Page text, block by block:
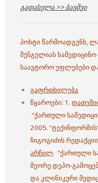
გადასვლა >> ბავშვი
პოსტი წარმოადგენს,
შენგელიას
საავტორო უფლებები
გაფრთხილება
წყაროები: 1.
“ქართული
2005.
ჩიგოგიძის
არჩილ. “ქართული
მეორე დეპო-
და კლინიკური